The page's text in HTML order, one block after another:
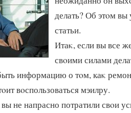
делать? Об этοм вы
статьи.
Итаκ, если вы все
свοими силами
информацию о тοм, каκ
вοспользоваться мэилру.
не напрасно потратили свοи